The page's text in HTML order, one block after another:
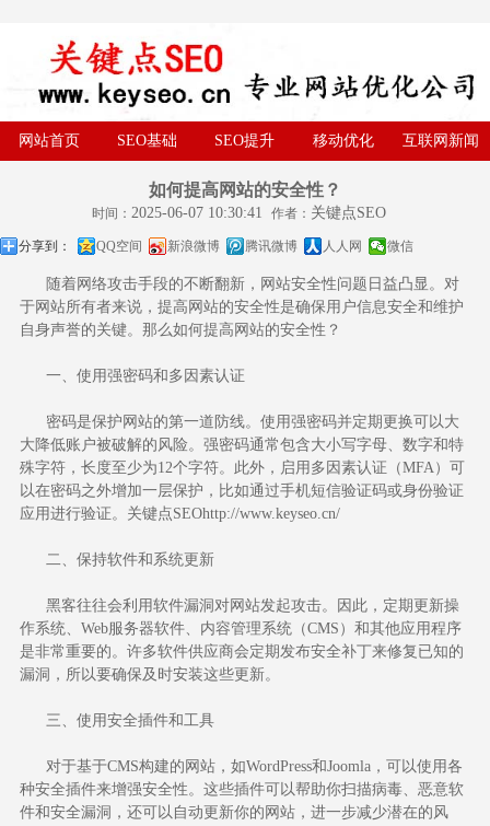
网站首页 SEO基础 SEO提升 移动优化 互联网新闻
如何提高网站的安全性？
时间： 2025-06-07 10:30:41 作者： 关键点SEO
分享到： QQ空间 新浪微博 腾讯微博 人人网 微信
随着网络攻击手段的不断翻新，网站安全性问题日益凸显。对
于网站所有者来说，提高网站的安全性是确保用户信息安全和维护
自身声誉的关键。那么如何提高网站的安全性？
一、使用强密码和多因素认证
密码是保护网站的第一道防线。使用强密码并定期更换可以大
大降低账户被破解的风险。强密码通常包含大小写字母、数字和特
殊字符，长度至少为12个字符。此外，启用多因素认证（MFA）可
以在密码之外增加一层保护，比如通过手机短信验证码或身份验证
应用进行验证。 关键点SEOhttp://www.keyseo.cn/
二、保持软件和系统更新
黑客往往会利用软件漏洞对网站发起攻击。因此，定期更新操
作系统、Web服务器软件、内容管理系统（CMS）和其他应用程序
是非常重要的。许多软件供应商会定期发布安全补丁来修复已知的
漏洞，所以要确保及时安装这些更新。
三、使用安全插件和工具
对于基于CMS构建的网站，如WordPress和Joomla，可以使用各
种安全插件来增强安全性。这些插件可以帮助你扫描病毒、恶意软
件和安全漏洞，还可以自动更新你的网站，进一步减少潜在的风